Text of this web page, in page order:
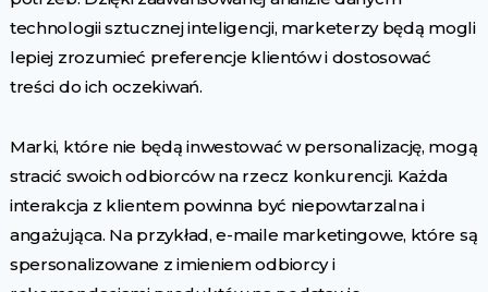
technologii sztucznej inteligencji, marketerzy będą mogli
lepiej zrozumieć preferencje klientów i dostosować
treści do ich oczekiwań.
Marki, które nie będą inwestować w personalizację, mogą
stracić swoich odbiorców na rzecz konkurencji. Każda
interakcja z klientem powinna być niepowtarzalna i
angażująca. Na przykład, e-maile marketingowe, które są
spersonalizowane z imieniem odbiorcy i